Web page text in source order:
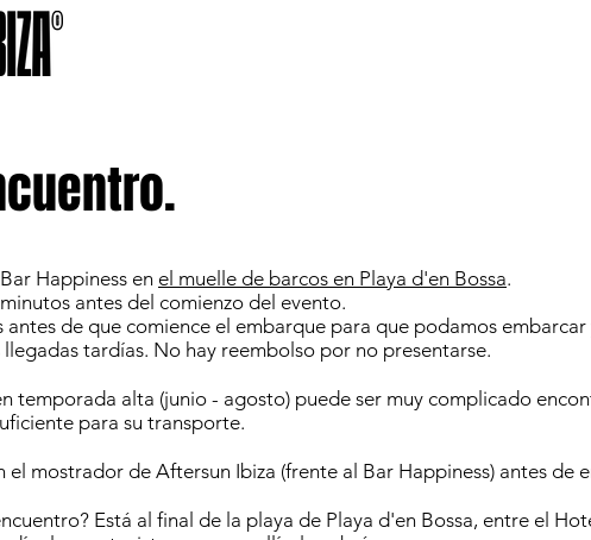
Happiness en el muelle de barcos en Playa d'en Bossa.
antes del comienzo del evento.
antes de que comience el embarque para que podamos
tardías. No hay reembolso por no presentarse.
temporada alta (junio - agosto) puede ser muy complicado
para su transporte.
el mostrador de Aftersun Ibiza (frente al Bar Happiness) antes de
Está al final de la playa de Playa d'en Bossa, entre el